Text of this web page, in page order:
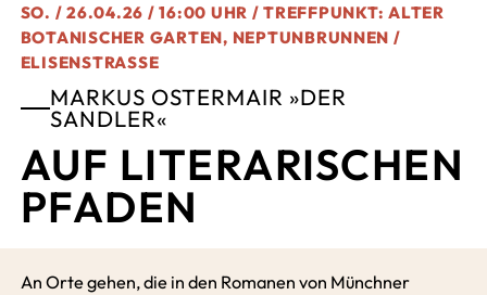
SO. / 26.04.26 / 16:00 UHR / TREFFPUNKT: ALTER
BOTANISCHER GARTEN, NEPTUNBRUNNEN /
ELISENSTRASSE
AUF LITERARISCHEN
PFADEN
MARKUS OSTERMAIR »DER
SANDLER«
An Orte gehen, die in den Romanen von Münchner